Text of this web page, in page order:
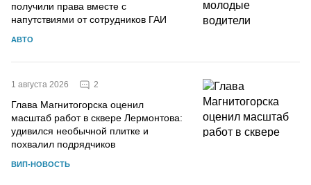
получили права вместе с
напутствиями от сотрудников ГАИ
АВТО
1 августа 2026 2
Глава Магнитогорска оценил
масштаб работ в сквере Лермонтова:
удивился необычной плитке и
похвалил подрядчиков
ВИП-НОВОСТЬ